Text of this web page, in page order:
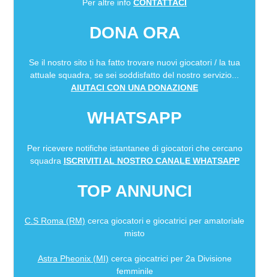
Per altre info CONTATTACI
DONA ORA
Se il nostro sito ti ha fatto trovare nuovi giocatori / la tua
attuale squadra, se sei soddisfatto del nostro servizio...
AIUTACI CON UNA DONAZIONE
WHATSAPP
Per ricevere notifiche istantanee di giocatori che cercano
squadra ISCRIVITI AL NOSTRO CANALE WHATSAPP
TOP ANNUNCI
C.S Roma (RM) cerca giocatori e giocatrici per amatoriale
misto
Astra Pheonix (MI) cerca giocatrici per 2a Divisione
femminile